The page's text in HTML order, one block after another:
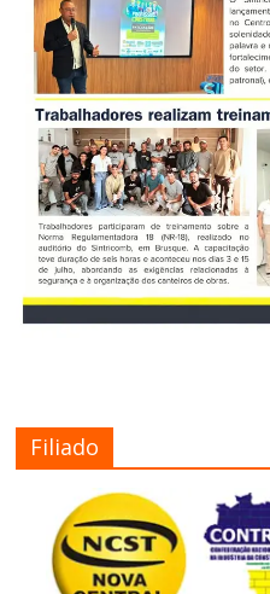
Filiado